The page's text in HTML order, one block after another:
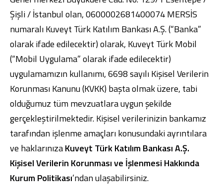
Dijital Bankacılık Hakkımızda Finans Portalı
İletişim
Dijital Bankacılık Hakkımızda
Yatırımcı İlişkileri
Şube ve ATM’ler
İletişim
Ürün ve Hizmet Ücretleri
Englishالعربية
Yatırım
Şişli / İstanbul olan, 0600002681400074 MERSİS
numaralı Kuveyt Türk Katılım Bankası A.Ş. (“Banka”
olarak ifade edilecektir) olarak, Kuveyt Türk Mobil
(“Mobil Uygulama” olarak ifade edilecektir)
uygulamamızın kullanımı, 6698 sayılı Kişisel Verilerin
Korunması Kanunu (KVKK) başta olmak üzere, tabi
olduğumuz tüm mevzuatlara uygun şekilde
gerçekleştirilmektedir. Kişisel verilerinizin bankamız
tarafından işlenme amaçları konusundaki ayrıntılara
ve haklarınızaKuveyt Türk Katılım Bankası A.Ş.
Kişisel Verilerin Korunması ve İşlenmesi Hakkında
Kurum Politikası’ndanulaşabilirsiniz.